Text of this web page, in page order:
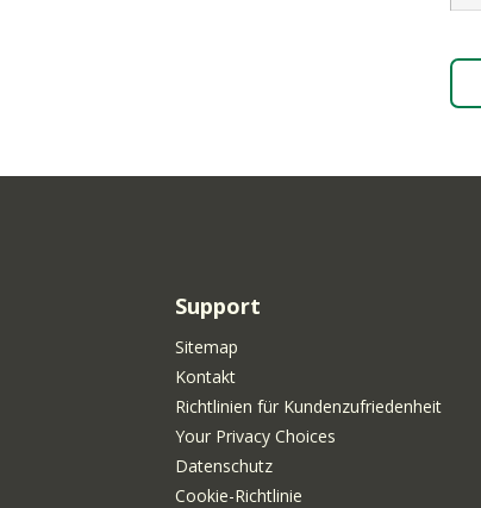
Support
Sitemap
Kontakt
Richtlinien für Kundenzufriedenheit
Your Privacy Choices
Datenschutz
Cookie-Richtlinie